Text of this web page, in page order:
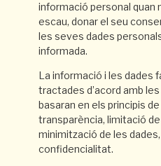
informació personal quan
escau, donar el seu
les seves dades
informada.
La informació i les dades
tractades d’acord amb
basaran en els principis
transparència, limitació
minimització de les
confidencialitat.